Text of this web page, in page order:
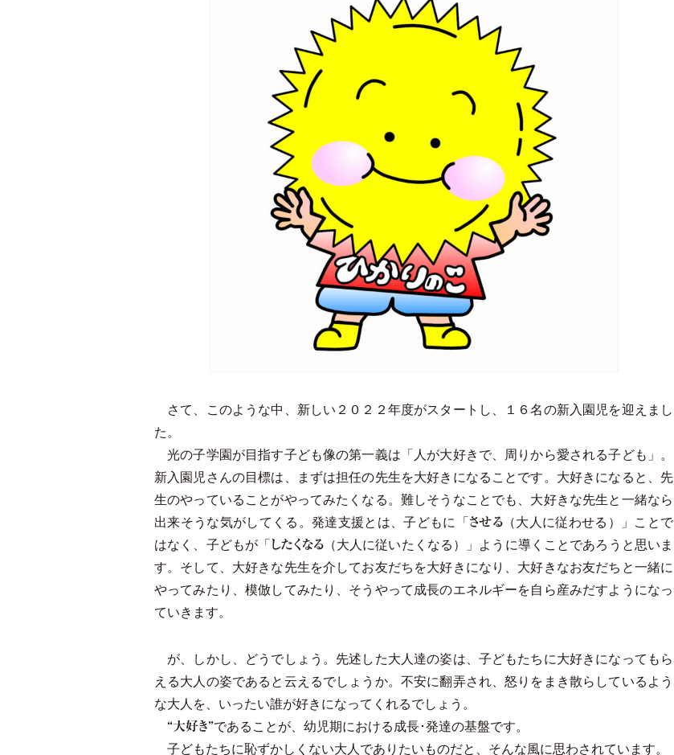
さて、このような中、新しい２０２２年度がスタートし、１６名の新入園児を迎えまし
た。
光の子学園が目指す子ども像の第一義は「人が大好きで、周りから愛される子ども」。
新入園児さんの目標は、まずは担任の先生を大好きになることです。大好きになると、先
生のやっていることがやってみたくなる。難しそうなことでも、大好きな先生と一緒なら
出来そうな気がしてくる。発達支援とは、子どもに「させる
（大人に従わせる）」ことで
はなく、子どもが「したくなる（大人に従いたくなる）」ように導くことであろうと思いま
す。そして、大好きな先生を介してお友だちを大好きになり、大好きなお友だちと一緒に
やってみたり、模倣してみたり、そうやって成長のエネルギーを自ら産みだすようになっ
ていきます。
が、しかし、どうでしょう。先述した大人達の姿は、子どもたちに大好きになってもら
える大人の姿であると云えるでしょうか。不安に翻弄され、怒りをまき散らしているよう
な大人を、いったい誰が好きになってくれるでしょう。
“大好き”であることが、幼児期における成長･発達の基盤です。
子どもたちに恥ずかしくない大人でありたいものだと、そんな風に思わされています。